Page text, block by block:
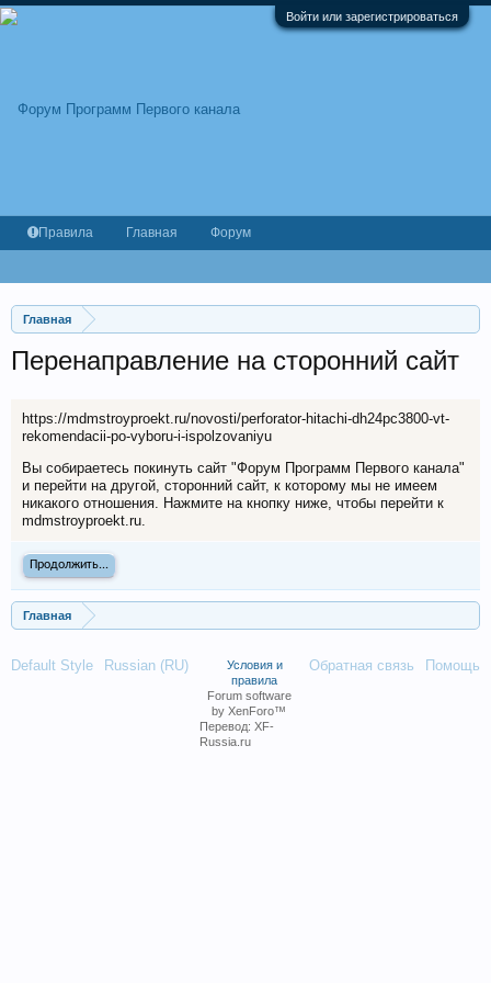
Войти или зарегистрироваться
Главная
Перенаправление на сторонний сайт
https://mdmstroyproekt.ru/novosti/perforator-hitachi-dh24pc3800-vt-
rekomendacii-po-vyboru-i-ispolzovaniyu
Вы собираетесь покинуть сайт "Форум Программ Первого канала"
и перейти на другой, сторонний сайт, к которому мы не имеем
никакого отношения. Нажмите на кнопку ниже, чтобы перейти к
mdmstroyproekt.ru.
Продолжить...
Главная
Правила Главная Форум
Default Style Russian (RU) Обратная связь Помощь
Условия и
правила
Forum software
by XenForo™
Перевод: XF-
Russia.ru